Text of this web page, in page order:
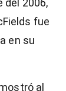
fue
en su
al